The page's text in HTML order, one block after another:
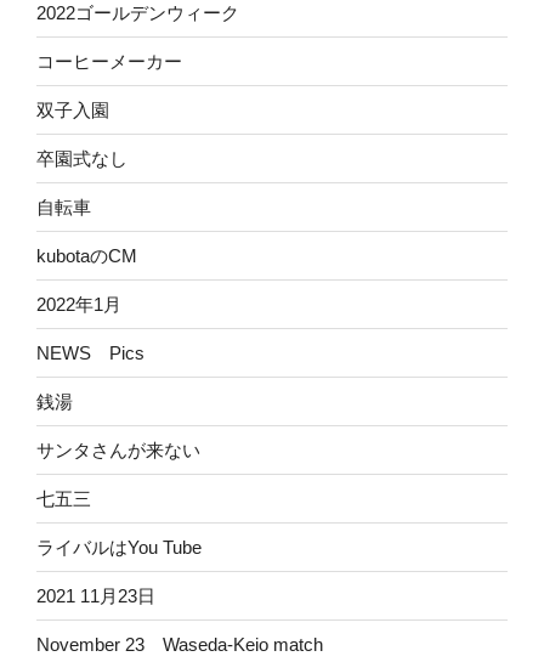
2022ゴールデンウィーク
コーヒーメーカー
双子入園
卒園式なし
自転車
kubotaのCM
2022年1月
NEWS Pics
銭湯
サンタさんが来ない
七五三
ライバルはYou Tube
2021 11月23日
November 23 Waseda-Keio match